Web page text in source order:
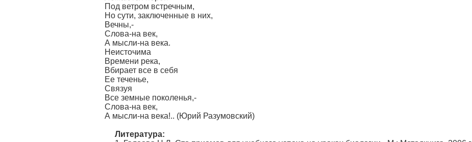
Под ветром встречным,
Но сути, заключенные в них,
Вечны,-
Слова-на век,
А мысли-на века.
Неисточима
Времени река,
Вбирает все в себя
Ее теченье,
Связуя
Все земные поколенья,-
Слова-на век,
А мысли-на века!.. (Юрий Разумовский)
Литература: